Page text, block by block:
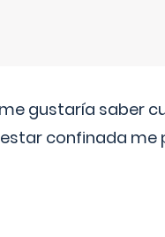
gustaría saber
confinada me